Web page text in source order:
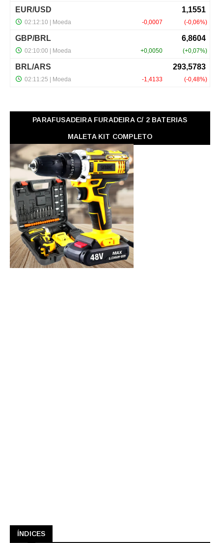
PARAFUSADEIRA FURADEIRA C/ 2 BATERIAS
MALETA KIT COMPLETO
ÍNDICES